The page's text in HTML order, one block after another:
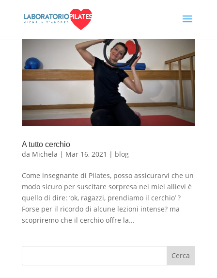
A tutto cerchio
da Michela | Mar 16, 2021 | blog
Come insegnante di Pilates, posso assicurarvi che un
modo sicuro per suscitare sorpresa nei miei allievi è
quello di dire: ‘ok, ragazzi, prendiamo il cerchio’ ?
Forse per il ricordo di alcune lezioni intense? ma
scopriremo che il cerchio offre la...